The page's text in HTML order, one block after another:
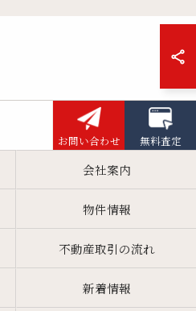
お問い合わせ 無料査定
会社案内
物件情報
不動産取引の流れ
新着情報